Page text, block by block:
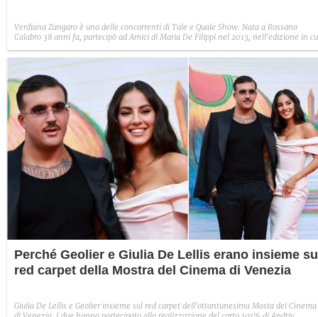
Verdiana Zangaro è una delle concorrenti di Tale e Quale Show. Nata a Rossano
Calabro 38 anni fa, partecipò ad Amici di Maria De Filippi nel 2013, nell'edizione in
Pompa e Simonetta Spiri.
Perché Geolier e Giulia De Lellis erano insieme
red carpet della Mostra del Cinema di Venezia
Giulia De Lellis e Geolier insieme sul red carpet dell'ottantunesima Mosta del Cinema